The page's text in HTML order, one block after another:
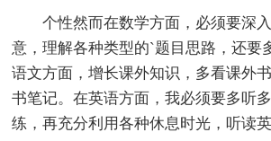
个性然而在数学方面，必须要深入
意，理解各种类型的`题目思路，还要
语文方面，增长课外知识，多看课外
书笔记。在英语方面，我必须要多听
练，再充分利用各种休息时光，听读